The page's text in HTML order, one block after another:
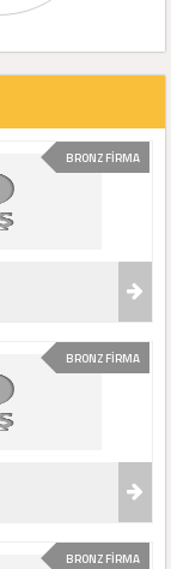
BRONZ FİRMA
BRONZ FİRMA
BRONZ FİRMA